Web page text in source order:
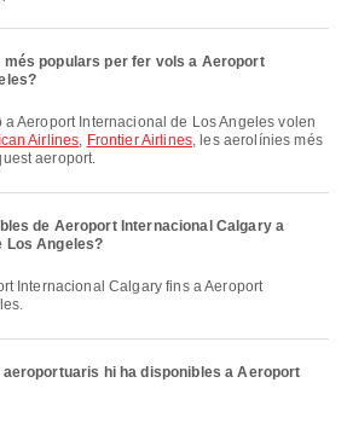
populars per fer vols a Aeroport
Airlines, Frontier Airlines, les aerolínies més
aeroport.
de Aeroport Internacional Calgary a
Los Angeles?
hi ha disponibles a Aeroport